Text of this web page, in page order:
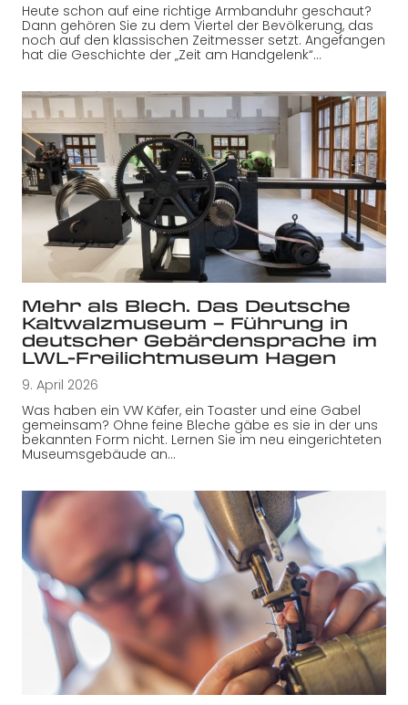
Heute schon auf eine richtige Armbanduhr geschaut?
Dann gehören Sie zu dem Viertel der Bevölkerung, das
noch auf den klassischen Zeitmesser setzt. Angefangen
hat die Geschichte der „Zeit am Handgelenk“…
Mehr als Blech. Das Deutsche
Kaltwalzmuseum – Führung in
deutscher Gebärdensprache im
LWL-Freilichtmuseum Hagen
9. April 2026
Was haben ein VW Käfer, ein Toaster und eine Gabel
gemeinsam? Ohne feine Bleche gäbe es sie in der uns
bekannten Form nicht. Lernen Sie im neu eingerichteten
Museumsgebäude an…